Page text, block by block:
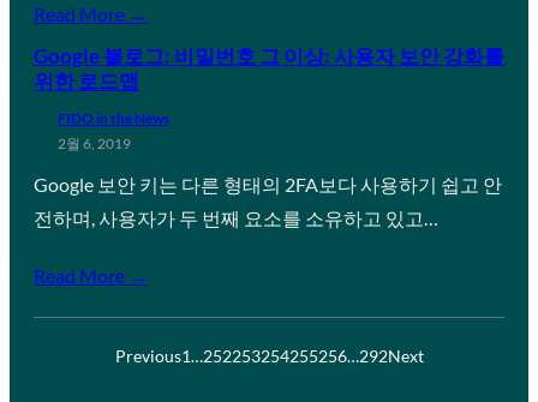
Read More →
Google 블로그: 비밀번호 그 이상: 사용자 보안 강화를
위한 로드맵
FIDO in the News
2월 6, 2019
Google 보안 키는 다른 형태의 2FA보다 사용하기 쉽고 안
전하며, 사용자가 두 번째 요소를 소유하고 있고…
Read More →
Previous1…252253254255256…292Next